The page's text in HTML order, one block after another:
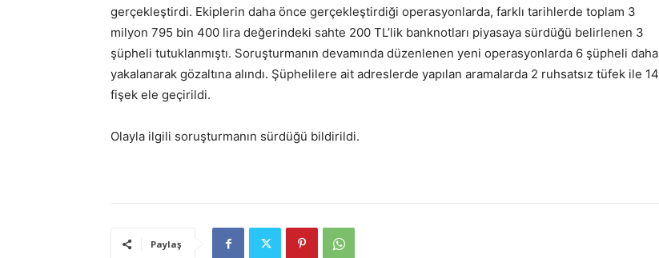
gerçekleştirdi. Ekiplerin daha önce gerçekleştirdiği operasyonlarda, farklı tarihlerde toplam 3
milyon 795 bin 400 lira değerindeki sahte 200 TL’lik banknotları piyasaya sürdüğü belirlenen 3
şüpheli tutuklanmıştı. Soruşturmanın devamında düzenlenen yeni operasyonlarda 6 şüpheli daha
yakalanarak gözaltına alındı. Şüphelilere ait adreslerde yapılan aramalarda 2 ruhsatsız tüfek ile 14
fişek ele geçirildi.
Olayla ilgili soruşturmanın sürdüğü bildirildi.
Paylaş